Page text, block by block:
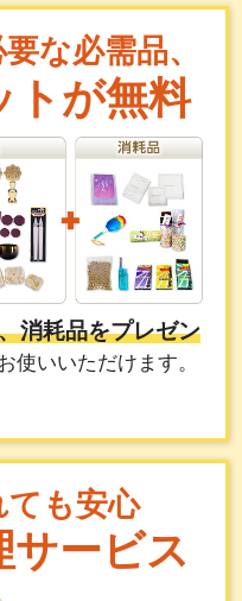
な必需品、
トが無料
消耗品をプレゼン
いいただけます。
ても安心
サービス